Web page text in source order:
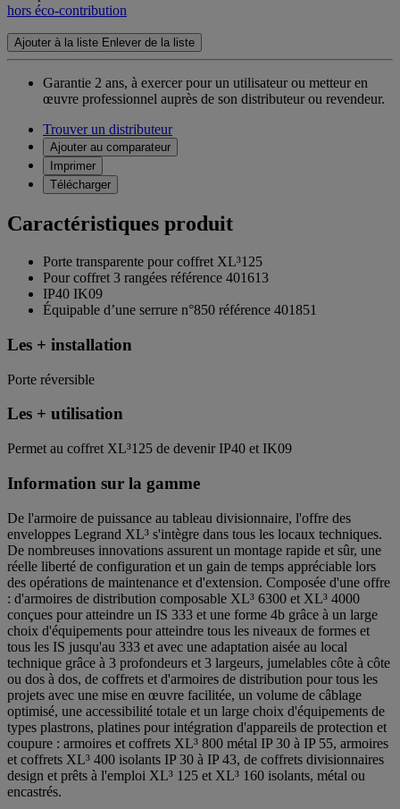
hors éco-contribution
Ajouter à la liste Enlever de la liste
Garantie 2 ans, à exercer pour un utilisateur ou metteur en
œuvre professionnel auprès de son distributeur ou revendeur.
Trouver un distributeur
Ajouter au comparateur
Imprimer
Télécharger
Caractéristiques produit
Porte transparente pour coffret XL³125
Pour coffret 3 rangées référence 401613
IP40 IK09
Équipable d’une serrure n°850 référence 401851
Les + installation
Porte réversible
Les + utilisation
Permet au coffret XL³125 de devenir IP40 et IK09
Information sur la gamme
De l'armoire de puissance au tableau divisionnaire, l'offre des
enveloppes Legrand XL³ s'intègre dans tous les locaux techniques.
De nombreuses innovations assurent un montage rapide et sûr, une
réelle liberté de configuration et un gain de temps appréciable lors
des opérations de maintenance et d'extension. Composée d'une offre
: d'armoires de distribution composable XL³ 6300 et XL³ 4000
conçues pour atteindre un IS 333 et une forme 4b grâce à un large
choix d'équipements pour atteindre tous les niveaux de formes et
tous les IS jusqu'au 333 et avec une adaptation aisée au local
technique grâce à 3 profondeurs et 3 largeurs, jumelables côte à côte
ou dos à dos, de coffrets et d'armoires de distribution pour tous les
projets avec une mise en œuvre facilitée, un volume de câblage
optimisé, une accessibilité totale et un large choix d'équipements de
types plastrons, platines pour intégration d'appareils de protection et
coupure : armoires et coffrets XL³ 800 métal IP 30 à IP 55, armoires
et coffrets XL³ 400 isolants IP 30 à IP 43, de coffrets divisionnaires
design et prêts à l'emploi XL³ 125 et XL³ 160 isolants, métal ou
encastrés.